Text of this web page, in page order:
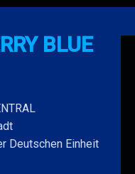
BLUE
Deutschen Einheit